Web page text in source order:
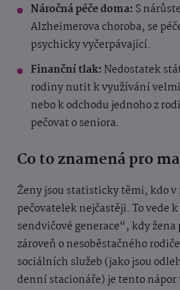
Náročná péče doma: S
Alzheimerova choroba, se
psychicky vyčerpávající.
Finanční tlak: Nedostatek
rodiny nutit k využívání
nebo k odchodu jednoho z
pečovat o seniora.
Co to znamená pro
Ženy jsou statisticky těmi, kdo
pečovatelek nejčastěji. To vede
sendvičové generace“, kdy
zároveň o nesoběstačného
sociálních služeb (jako jsou
denní stacionáře) je tento